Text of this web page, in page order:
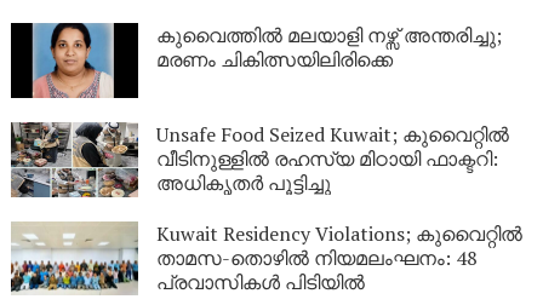
കുവൈത്തിൽ മലയാളി നഴ്സ് അന്തരിച്ചു;
മരണം ചികിത്സയിലിരിക്കെ
Unsafe Food Seized Kuwait; കുവൈറ്റിൽ
വീടിനുള്ളിൽ രഹസ്യ മിഠായി ഫാക്ടറി:
അധികൃതർ പൂട്ടിച്ചു
Kuwait Residency Violations; കുവൈറ്റിൽ
താമസ-തൊഴിൽ നിയമലംഘനം: 48
പ്രവാസികൾ പിടിയിൽ